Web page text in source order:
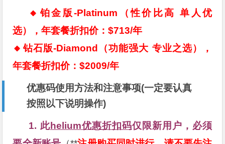
🔸铂金版-Platinum（性价比高 单人优
选），年套餐折扣价：$713/年
🔸钻石版-Diamond（功能强大 专业之选），
年套餐折扣价：$2009/年
优惠码使用方法和注意事项(一定要认真
按照以下说明操作)
1. 此helium优惠折扣码仅限新用户，必须